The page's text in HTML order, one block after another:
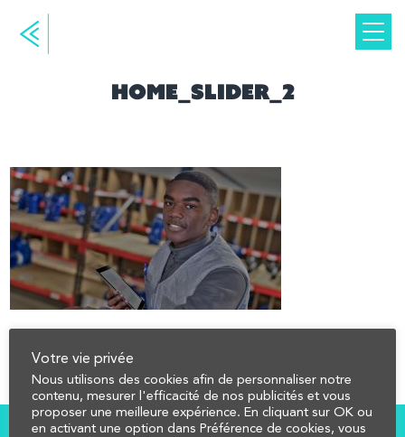
home_slider_2
Votre vie privée
Nous utilisons des cookies afin de personnaliser notre
contenu, mesurer l'efficacité de nos publicités et vous
proposer une meilleure expérience. En cliquant sur OK ou
en activant une option dans Préférence de cookies, vous